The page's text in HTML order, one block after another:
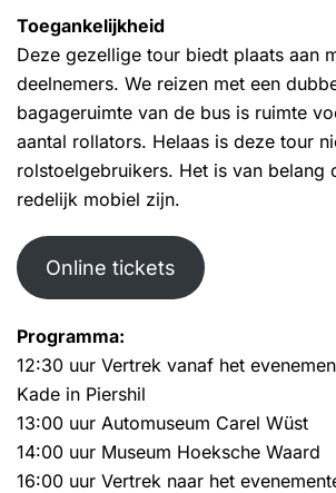
Toegankelijkheid
Deze gezellige tour biedt plaats aan
deelnemers. We reizen met een
bagageruimte van de bus is ruimte
aantal rollators. Helaas is deze tour
rolstoelgebruikers. Het is van belang
redelijk mobiel zijn.
Online tickets
Programma:
12:30 uur Vertrek vanaf het
Kade in Piershil
13:00 uur Automuseum Carel Wüst
14:00 uur Museum Hoeksche Waard
16:00 uur Vertrek naar het